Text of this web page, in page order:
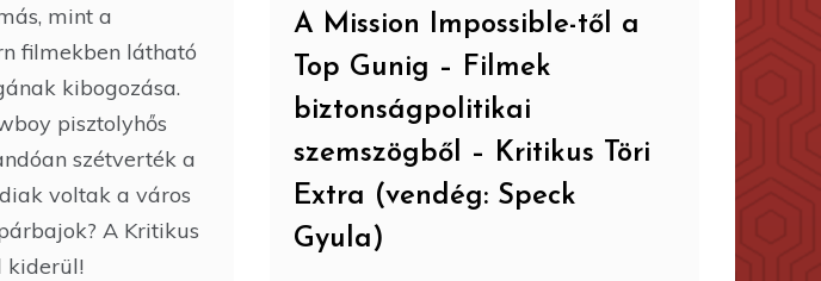
mint a
filmekben látható
kibogozása.
pisztolyhős
szétverték a
voltak a város
A Kritikus
kiderül!
A Mission Impossible-től a
Top Gunig – Filmek
biztonságpolitikai
szemszögből – Kritikus Töri
Extra (vendég: Speck
Gyula)